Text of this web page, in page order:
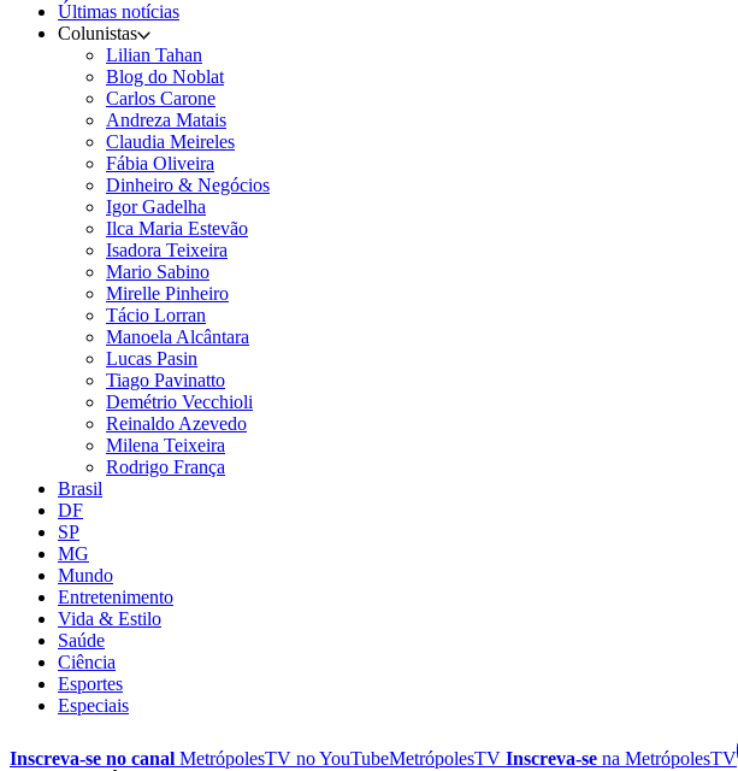
Últimas notícias
Colunistas
Lilian Tahan
Blog do Noblat
Carlos Carone
Andreza Matais
Claudia Meireles
Fábia Oliveira
Dinheiro & Negócios
Igor Gadelha
Ilca Maria Estevão
Isadora Teixeira
Mario Sabino
Mirelle Pinheiro
Tácio Lorran
Manoela Alcântara
Lucas Pasin
Tiago Pavinatto
Demétrio Vecchioli
Reinaldo Azevedo
Milena Teixeira
Rodrigo França
Brasil
DF
SP
MG
Mundo
Entretenimento
Vida & Estilo
Saúde
Ciência
Esportes
Especiais
Inscreva-se no canal MetrópolesTV noYouTubeMetrópolesTV Inscreva-se na MetrópolesTV